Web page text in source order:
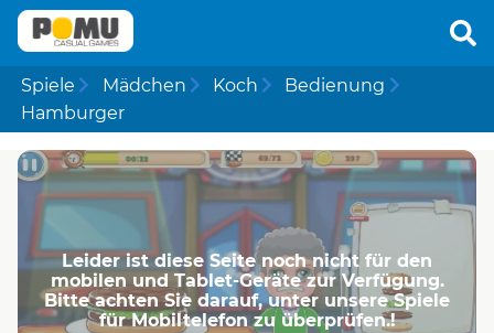
Spiele Mädchen Koch
Bedienung
Hamburger
Leider ist diese Seite noch nicht für den
mobilen und Tablet-Geräte zur Verfügung.
Bitte achten Sie darauf, unter unsere Spiele
für Mobiltelefon zu überprüfen.!